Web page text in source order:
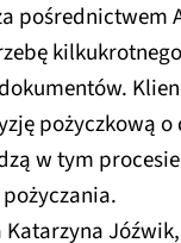
pośrednictwem
pożyczkową
w tym
Katarzyna